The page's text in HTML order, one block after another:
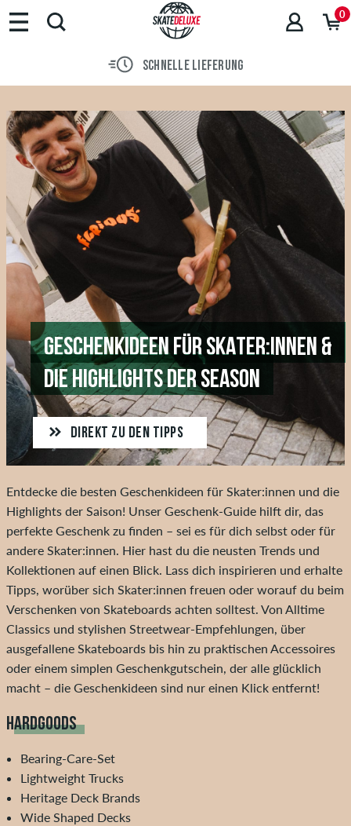
0
30 TAGE WIDERRUFSRECHT
GESCHENKIDEEN FÜR SKATER:INNEN &
DIE HIGHLIGHTS DER SEASON
DIREKT ZU DEN TIPPS
Entdecke die besten Geschenkideen für Skater:innen und die
Highlights der Saison! Unser Geschenk-Guide hilft dir, das
perfekte Geschenk zu finden – sei es für dich selbst oder für
andere Skater:innen. Hier hast du die neusten Trends und
Kollektionen auf einen Blick. Lass dich inspirieren und erhalte
Tipps, worüber sich Skater:innen freuen oder worauf du beim
Verschenken von Skateboards achten solltest. Von Alltime
Classics und stylishen Streetwear-Empfehlungen, über
ausgefallene Skateboards bis hin zu praktischen Accessoires
oder einem simplen Geschenkgutschein, der alle glücklich
macht – die Geschenkideen sind nur einen Klick entfernt!
HARDGOODS
Bearing-Care-Set
Lightweight Trucks
Heritage Deck Brands
Wide Shaped Decks